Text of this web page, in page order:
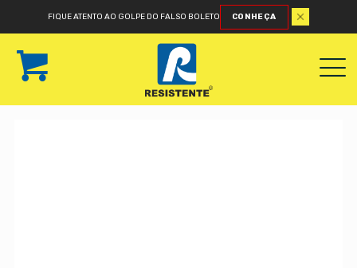
FIQUE ATENTO AO GOLPE DO FALSO BOLETO CONHEÇA